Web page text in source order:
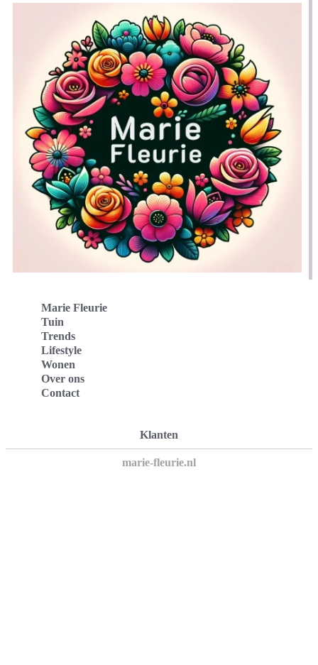
Marie Fleurie
Tuin
Trends
Lifestyle
Wonen
Over ons
Contact
Klanten
marie-fleurie.nl